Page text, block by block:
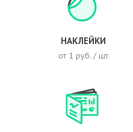
от 1 руб. / шт
НАКЛЕЙКИ